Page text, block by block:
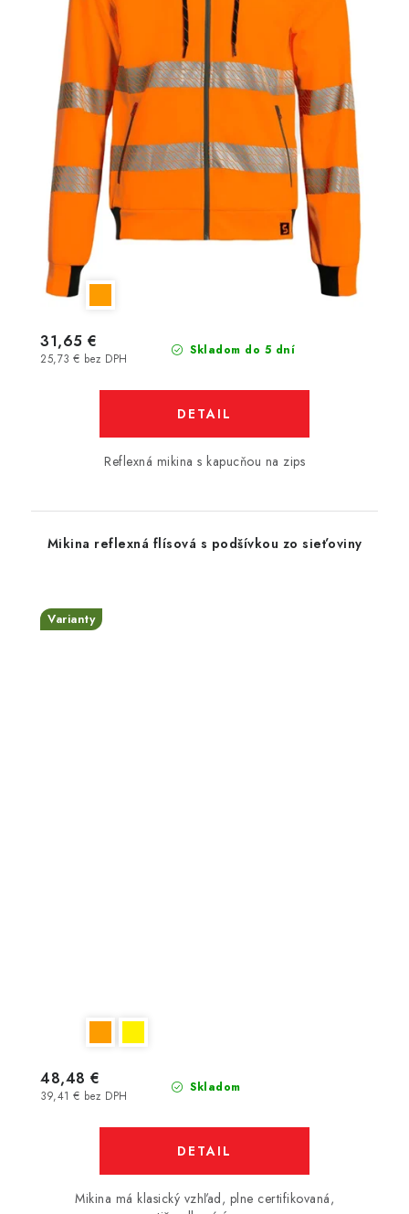
Skladom do 5 dní
25,73 € bez DPH
31,65 €
DETAIL
Reflexná mikina s kapucňou na zips
Mikina reflexná flísová s podšívkou zo sieťoviny
Varianty
Skladom
39,41 € bez DPH
48,48 €
DETAIL
Mikina má klasický vzhľad, plne certifikovaná,